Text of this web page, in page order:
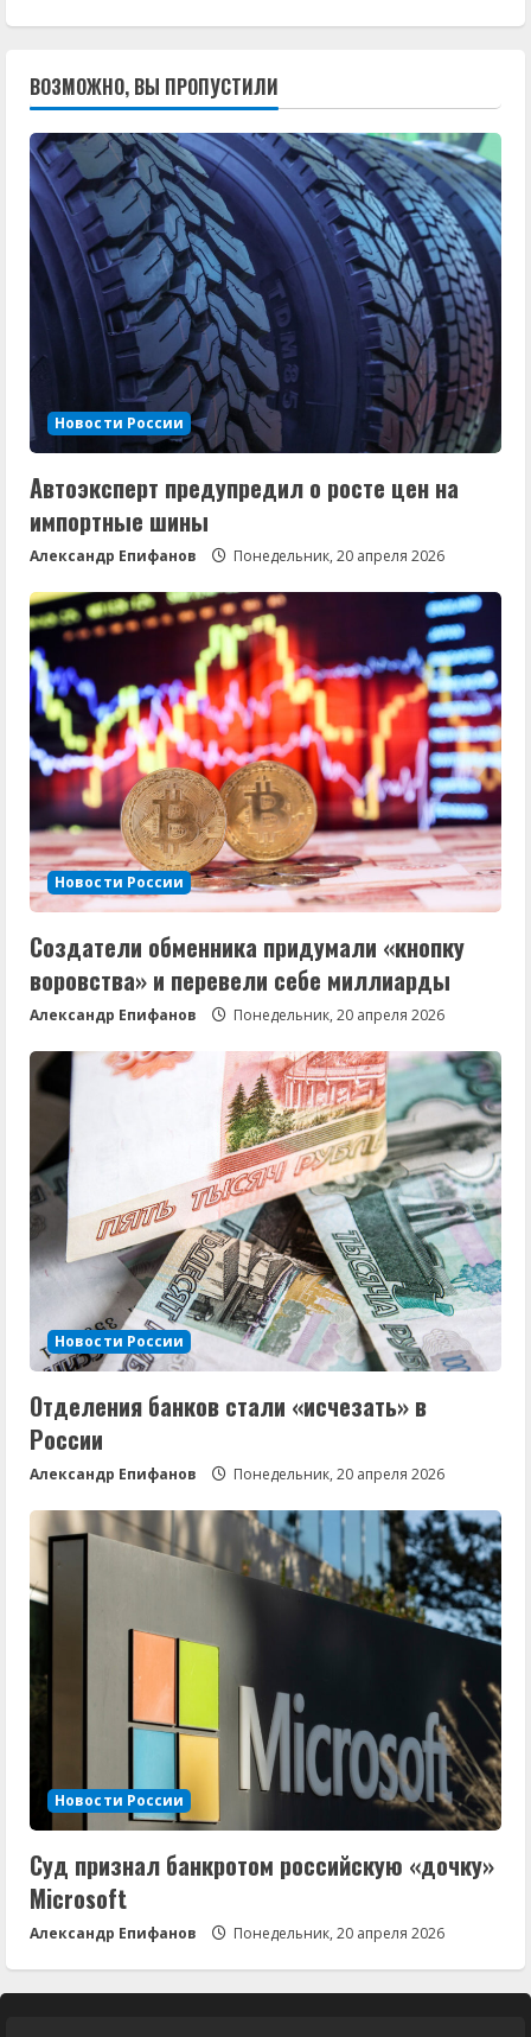
ВОЗМОЖНО, ВЫ ПРОПУСТИЛИ
Новости России
Автоэксперт предупредил о росте цен на
импортные шины
Александр Епифанов Понедельник, 20 апреля 2026
Новости России
Создатели обменника придумали «кнопку
воровства» и перевели себе миллиарды
Александр Епифанов Понедельник, 20 апреля 2026
Новости России
Отделения банков стали «исчезать» в
России
Александр Епифанов Понедельник, 20 апреля 2026
Новости России
Суд признал банкротом российскую «дочку»
Microsoft
Александр Епифанов Понедельник, 20 апреля 2026